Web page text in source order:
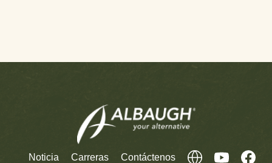
Noticia Carreras Contáctenos